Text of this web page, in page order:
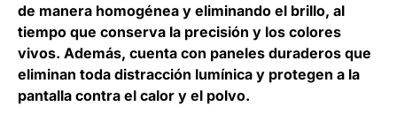
de manera homogénea y eliminando el brillo, al
tiempo que conserva la precisión y los colores
vivos. Además, cuenta con paneles duraderos que
eliminan toda distracción lumínica y protegen a la
pantalla contra el calor y el polvo.